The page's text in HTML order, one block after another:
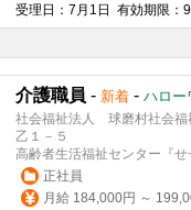
受理日：7月1日 有効期限：
介護職員 - 新着 - ハロー
社会福祉法人 球磨村社会福
乙１－５
高齢者生活福祉センター『せ
正社員
月給 184,000円 ～